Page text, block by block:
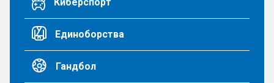
Единоборства
Гандбол